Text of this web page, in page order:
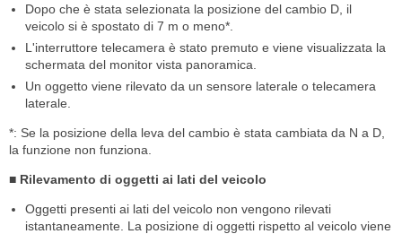
Dopo che è stata selezionata la posizione del cambio D, il
veicolo si è spostato di 7 m o meno*.
L'interruttore telecamera è stato premuto e viene visualizzata la
schermata del monitor vista panoramica.
Un oggetto viene rilevato da un sensore laterale o telecamera
laterale.
*: Se la posizione della leva del cambio è stata cambiata da N a D,
la funzione non funziona.
■ Rilevamento di oggetti ai lati del veicolo
Oggetti presenti ai lati del veicolo non vengono rilevati
istantaneamente. La posizione di oggetti rispetto al veicolo viene